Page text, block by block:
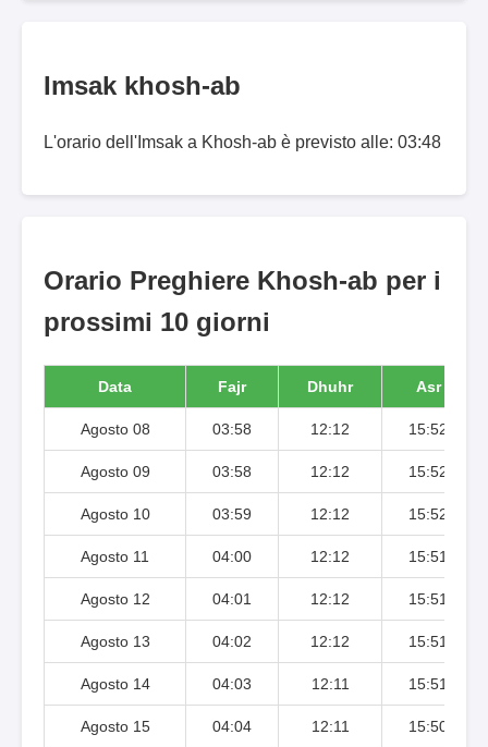
Imsak khosh-ab
L'orario dell'Imsak a Khosh-ab è previsto alle: 03:48
Orario Preghiere Khosh-ab per i
prossimi 10 giorni
Data Fajr Dhuhr Asr
Agosto 08 03:58 12:12 15:52
Agosto 09 03:58 12:12 15:52
Agosto 10 03:59 12:12 15:52
Agosto 11 04:00 12:12 15:51
Agosto 12 04:01 12:12 15:51
Agosto 13 04:02 12:12 15:51
Agosto 14 04:03 12:11 15:51
Agosto 15 04:04 12:11 15:50